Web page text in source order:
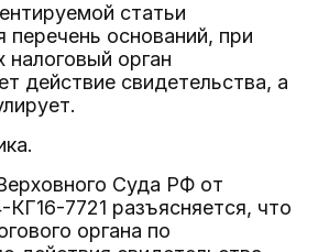
статьи
перечень оснований, при
налоговый орган
действие свидетельства, а
Суда РФ от
КГ16-7721 разъясняется, что
органа по